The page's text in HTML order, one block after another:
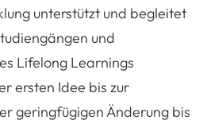
unterstützt und begleitet
und
Lifelong Learnings
ersten Idee bis zur
geringfügigen Änderung bis